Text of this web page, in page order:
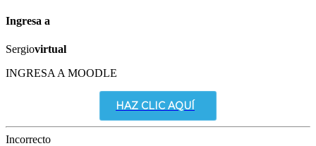
Ingresa a
Sergiovirtual
INGRESA A MOODLE
HAZ CLIC AQUÍ
Incorrecto